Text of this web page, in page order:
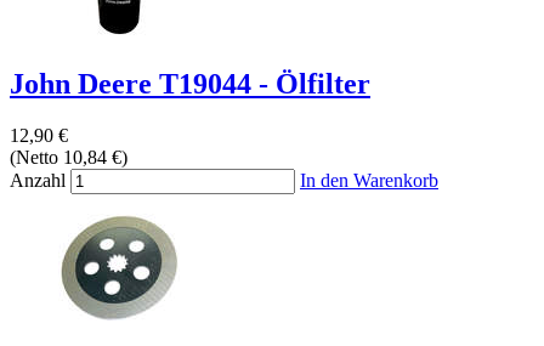
John Deere T19044 - Ölfilter
12,90 €
(Netto 10,84 €)
Anzahl
In den Warenkorb